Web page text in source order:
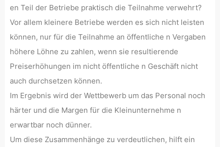
en Teil der Betriebe praktisch die Teilnahme verwehrt?
Vor allem kleinere Betriebe werden es sich nicht leisten
können, nur für die Teilnahme an öffentliche n Vergaben
höhere Löhne zu zahlen, wenn sie resultierende
Preiserhöhungen im nicht öffentliche n Geschäft nicht
auch durchsetzen können.
Im Ergebnis wird der Wettbewerb um das Personal noch
härter und die Margen für die Kleinunternehme n
erwartbar noch dünner.
Um diese Zusammenhänge zu verdeutlichen, hilft ein